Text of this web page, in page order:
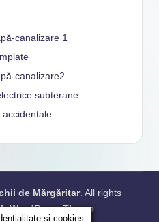
canalizare 1
canalizare2
subterane
accidentale
de Mărgăritar. All rights
WordPress Theme
și cookies